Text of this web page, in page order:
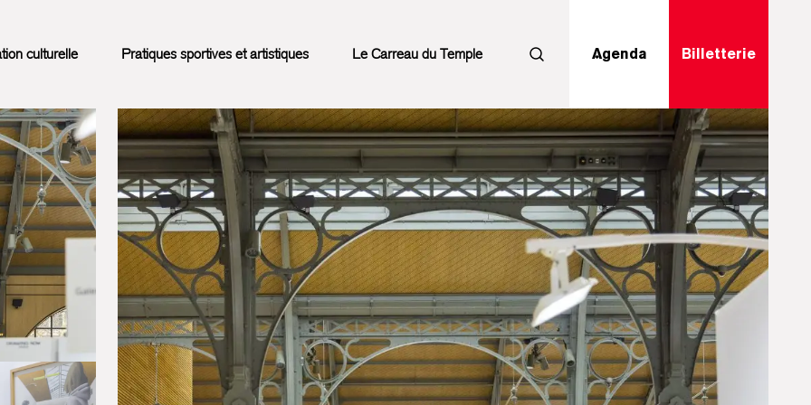
culturelle Pratiques sportives et artistiques Le Carreau du Temple RechercherAgenda Billetterie